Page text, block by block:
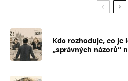
Kdo rozhoduje, co je
„správných názorů“